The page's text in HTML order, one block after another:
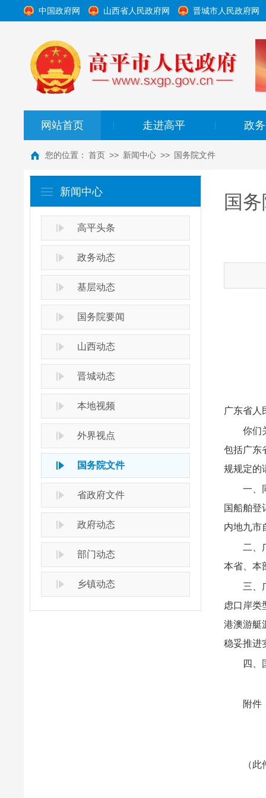
中国政府网 山西省人民政府网 晋城市人民政府网
网站首页 走进高平 政
您的位置： 首页 >> 新闻中心 >> 国务院文件
新闻中心
高平头条
政务动态
基层动态
国务院要闻
山西动态
晋城动态
本地视频
外界视点
国务院文件
省政府文件
政府动态
部门动态
乡镇动态
国
广东省人
你们
包括广东
规规定的
一、
国船舶登
内地九市
二、
本省、本
三、
虑口岸类
港澳游艇
稳妥推进
四、
附件
（